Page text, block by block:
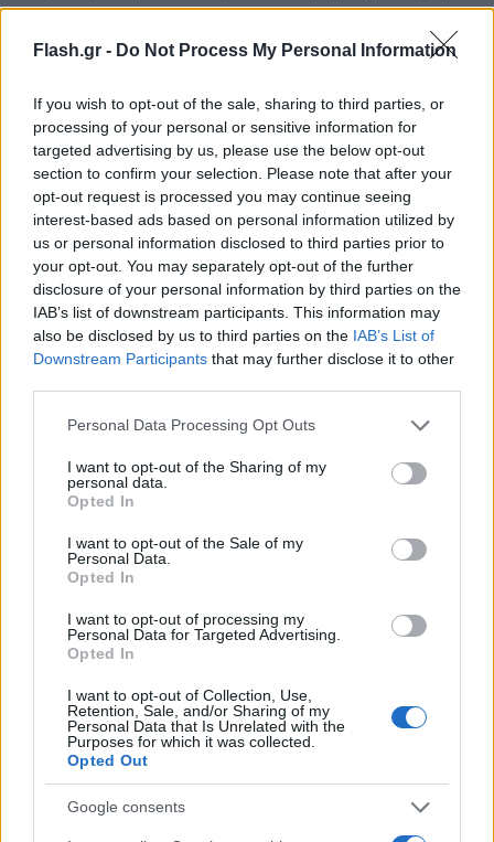
Flash.gr - Do Not Process My Personal Information
If you wish to opt-out of the sale, sharing to third parties, or
processing of your personal or sensitive information for
targeted advertising by us, please use the below opt-out
section to confirm your selection. Please note that after your
opt-out request is processed you may continue seeing
interest-based ads based on personal information utilized by
us or personal information disclosed to third parties prior to
your opt-out. You may separately opt-out of the further
disclosure of your personal information by third parties on the
IAB’s list of downstream participants. This information may
also be disclosed by us to third parties on the IAB’s List of
Downstream Participants that may further disclose it to other
Please note that this website/app uses one or more Google
not limited to your visit or usage behaviour. You may click to
grant or deny consent to Google and its third-party tags to
use your data for below specified purposes in below Google
consent section.
Personal Data Processing Opt Outs
I want to opt-out of the Sharing of my
personal data.
Opted In
I want to opt-out of the Sale of my
Personal Data.
Opted In
I want to opt-out of processing my
Personal Data for Targeted Advertising.
Opted In
I want to opt-out of Collection, Use,
Retention, Sale, and/or Sharing of my
Personal Data that Is Unrelated with the
Purposes for which it was collected.
Opted Out
Google consents
έκκληση στη Χαμάς να αφοπλιστεί εντελώς και να
παραδώσει τα όπλα της --και την ευθύνη για τη
Η εκτεταμένη διαφθορά, η έλλειψη προόδου προς
ένα ανεξάρτητο κράτος και οι αυξανόμενες
ισραηλινές έφοδοι στη Δυτική Όχθη υπονόμευσαν
τη δημοφιλία της ΠΑ μεταξύ των Παλαιστινίων.
Η ΠΑ ελέγχεται από τη Φάταχ αφότου
σχηματίστηκε στις Συμφωνίες του Όσλο με το
Ισραήλ το 1993 και διεξήγαγε για τελευταία φορά
βουλευτικές εκλογές το 2005.
Ο Σέιχ, που φυλακίστηκε από το Ισραήλ για τις
δραστηριότητές του εναντίον της κατοχής την
περίοδο 1978-89, εργάστηκε ως ο κύριος
υπό τον Αμπάς.
Το 2022 ορίστηκε γενικός γραμματέας της
Εκτελεστικής Επιτροπής της ΟΑΠ. Είναι επίσης
επικεφαλής του τμήματος διαπραγματεύσεων της
οργάνωσης, ένα ευαίσθητο χαρτοφυλάκιο που
δείχνει την εγγύτητά του με τον Αμπάς.
Ο τελευταίος τον διόρισε επίσης πρόσφατα
επικεφαλής μιας επιτροπής για τις παλαιστινιακές